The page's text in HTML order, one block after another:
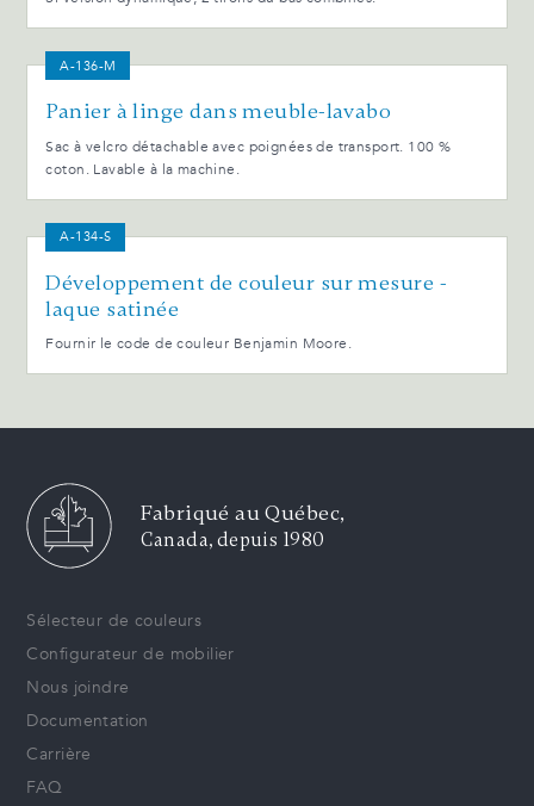
A-136-M
Panier à linge dans meuble-lavabo
Sac à velcro détachable avec poignées de transport. 100 %
coton. Lavable à la machine.
A-134-S
Développement de couleur sur mesure -
laque satinée
Fournir le code de couleur Benjamin Moore.
Fabriqué au Québec,
Canada, depuis 1980
Sélecteur de couleurs
Configurateur de mobilier
Nous joindre
Documentation
Carrière
FAQ